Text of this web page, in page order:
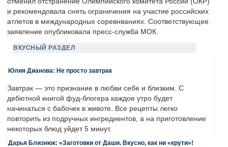
и рекомендовала снять ограничения на участие российских
атлетов в международных соревнваниях. Соответствующее
заявление опубликовала пресс-служба МОК.
ВКУСНЫЙ РАЗДЕЛ
Юлия Дианова: Не просто завтрак
Завтрак — это признание в любви себе и близким. С
дебютной книгой фуд-блогера каждое утро будет
начинаться с бабочек в животе. Все рецепты легко
повторить из подручных ингредиентов, а на приготовление
некоторых блюд уйдет 5 минут.
Дарья Близнюк: «Заготовки от Даши. Вкусно, как ни «крути»!